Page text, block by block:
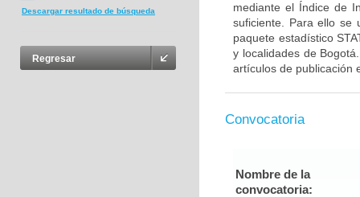
Descargar resultado de búsqueda
Regresar
mediante el Índice de
suficiente. Para ello se
paquete estadístico
y localidades de
artículos de publicación
Convocatoria
Nombre de la
convocatoria: